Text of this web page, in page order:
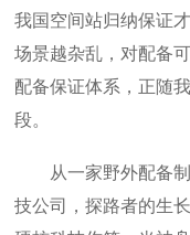
我国空间站归纳保证
场景越杂乱，对配备
配备保证体系，正随
段。
从一家野外配备制
技公司，探路者的生